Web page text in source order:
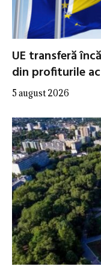
UE transferă
din profiturile
5 august 2026